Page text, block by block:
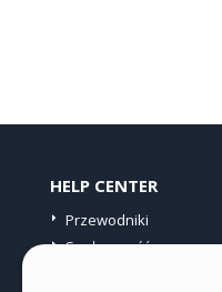
HELP CENTER
Przewodniki
Społeczność